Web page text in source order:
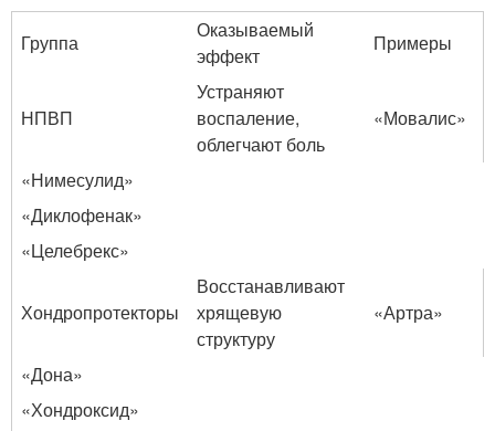
Группа
Оказываемый
эффект
Примеры
НПВП
Устраняют
воспаление,
облегчают боль
«Мовалис»
«Нимесулид»
«Диклофенак»
«Целебрекс»
Хондропротекторы
Восстанавливают
хрящевую
структуру
«Артра»
«Дона»
«Хондроксид»